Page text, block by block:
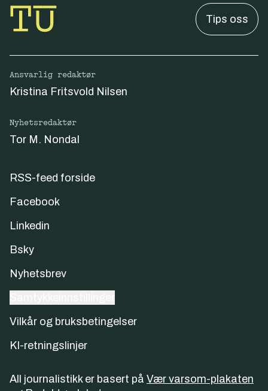
Tips oss
Ansvarlig redaktør
Kristina Fritsvold Nilsen
Nyhetsredaktør
Tor M. Nondal
RSS-feed forside
Facebook
Linkedin
Bsky
Nyhetsbrev
Vilkår og bruksbetingelser
KI-retningslinjer
All journalistikk er basert på Vær varsom-plakaten